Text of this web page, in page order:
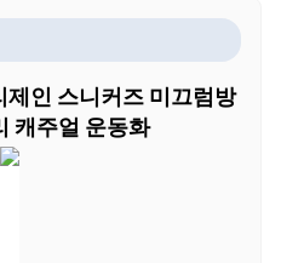
인 스니커즈 미끄럼방
캐주얼 운동화